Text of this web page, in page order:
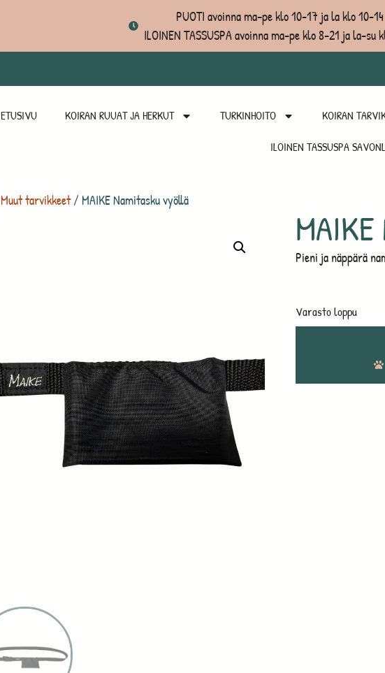
PUOTI avoinna ma-pe klo 10-17 ja la klo 10-14
ILOINEN TASSUSPA avoinna ma-pe klo 8-21 ja la-su
ETUSIVU KOIRAN RUUAT JA HERKUT TURKINHOITO KOIRAN
ILOINEN TASSUSPA
Muut tarvikkeet/ MAIKE Namitasku vyöllä
Pieni ja näppärä
Varasto loppu